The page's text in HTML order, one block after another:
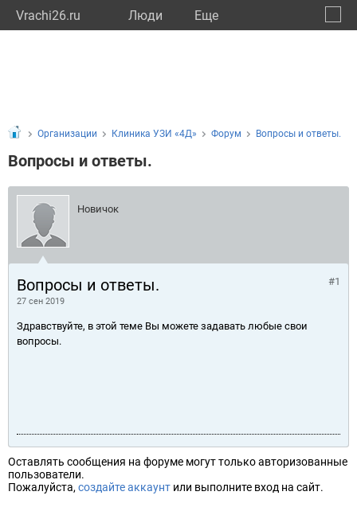
Vrachi26.ru Люди Eще
Организации Клиника УЗИ «4Д» Форум Вопросы и ответы.
Вопросы и ответы.
Новичок
Вопросы и ответы.
27 сен 2019
#1
Здравствуйте, в этой теме Вы можете задавать любые свои
вопросы.
Оставлять сообщения на форуме могут только авторизованные
пользователи.
Пожалуйста, создайте аккаунт или выполните вход на сайт.